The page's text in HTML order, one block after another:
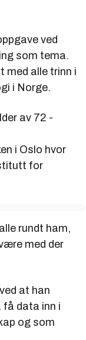
ved
som tema.
med alle trinn i
i Norge.
av 72 -
i Oslo hvor
for
rundt ham,
med der
at han
få data inn i
og som